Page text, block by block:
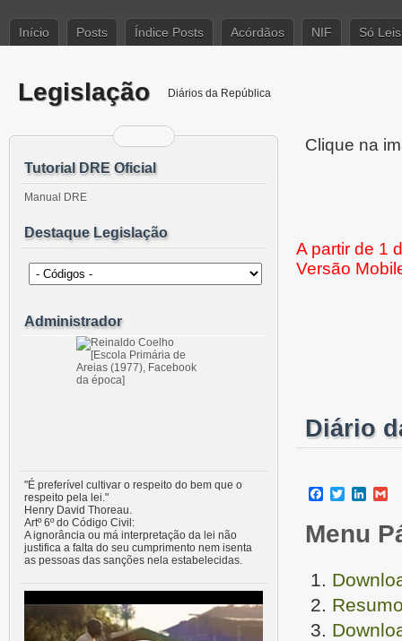
Início Posts Índice Posts Acórdãos NIF Só Leis
Legislação Diários da República
Clique na
A partir de 1
Versão
Diário
Facebook
Twitter
Menu
Tutorial DRE Oficial
Manual DRE
Destaque Legislação
Administrador
"É preferível cultivar o respeito do bem que o
respeito pela lei."
Henry David Thoreau.
Artº 6º do Código Civil:
A ignorância ou má interpretação da lei não
justifica a falta do seu cumprimento nem isenta
as pessoas das sanções nela estabelecidas.